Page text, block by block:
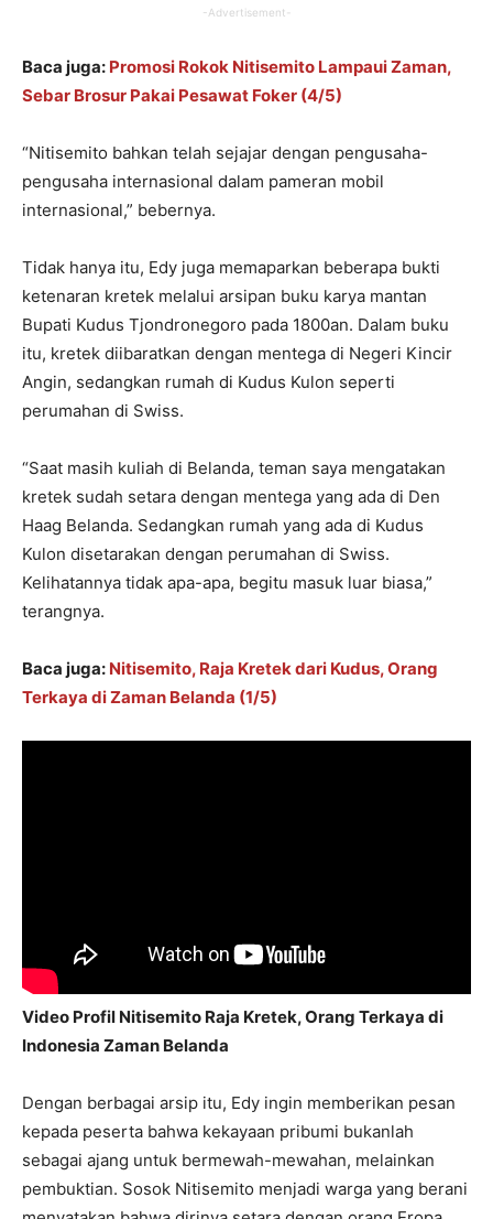
-Advertisement-
Baca juga: Promosi Rokok Nitisemito Lampaui Zaman,
Sebar Brosur Pakai Pesawat Foker (4/5)
“Nitisemito bahkan telah sejajar dengan pengusaha-
pengusaha internasional dalam pameran mobil
internasional,” bebernya.
Tidak hanya itu, Edy juga memaparkan beberapa bukti
ketenaran kretek melalui arsipan buku karya mantan
Bupati Kudus Tjondronegoro pada 1800an. Dalam buku
itu, kretek diibaratkan dengan mentega di Negeri Kincir
Angin, sedangkan rumah di Kudus Kulon seperti
perumahan di Swiss.
“Saat masih kuliah di Belanda, teman saya mengatakan
kretek sudah setara dengan mentega yang ada di Den
Haag Belanda. Sedangkan rumah yang ada di Kudus
Kulon disetarakan dengan perumahan di Swiss.
Kelihatannya tidak apa-apa, begitu masuk luar biasa,”
terangnya.
Baca juga: Nitisemito, Raja Kretek dari Kudus, Orang
Terkaya di Zaman Belanda (1/5)
Video Profil Nitisemito Raja Kretek, Orang Terkaya di
Indonesia Zaman Belanda
Dengan berbagai arsip itu, Edy ingin memberikan pesan
kepada peserta bahwa kekayaan pribumi bukanlah
sebagai ajang untuk bermewah-mewahan, melainkan
pembuktian. Sosok Nitisemito menjadi warga yang berani